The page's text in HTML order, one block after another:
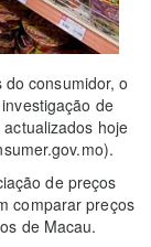
consumidor, o
de
hoje
de preços
comparar preços
de Macau.